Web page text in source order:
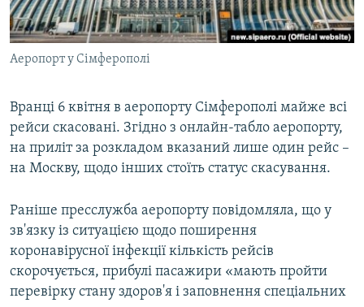
СВІДЧЕННЯ ОКУПАЦІЇ
УКРАЇНСЬКА ПРОБЛЕМА КРИМУ
ІНФОГРАФІКА
Qırımtatar
ДОЛУЧАЙСЯ!
Усі сайти RFE/RL
Аеропорт у Сімферополі
Вранці 6 квітня в аеропорту Сімферополі майже всі
рейси скасовані. Згідно з онлайн-табло аеропорту,
на приліт за розкладом вказаний лише один рейс –
на Москву, щодо інших стоїть статус скасування.
Раніше пресслужба аеропорту повідомляла, що у
зв'язку із ситуацією щодо поширення
коронавірусної інфекції кількість рейсів
скорочується, прибулі пасажири «мають пройти
перевірку стану здоров'я і заповнення спеціальних